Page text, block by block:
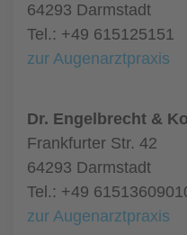
64293 Darmstadt
Tel.: +49 615125151
zur Augenarztpraxis
Dr. Engelbrecht &
Frankfurter Str. 42
64293 Darmstadt
Tel.: +49
zur Augenarztpraxis